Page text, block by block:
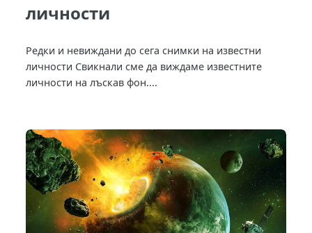
личности
Редки и невиждани до сега снимки на известни
личности Свикнали сме да виждаме известните
личности на лъскав фон....